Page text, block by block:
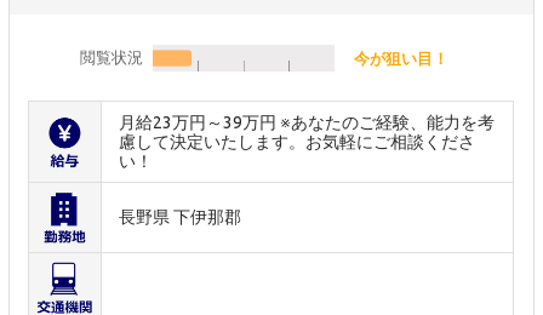
閲覧状況 今が狙い目！
月給23万円～39万円 ※あなたのご経験、能力を考
慮して決定いたします。お気軽にご相談くださ
い！
長野県 下伊那郡